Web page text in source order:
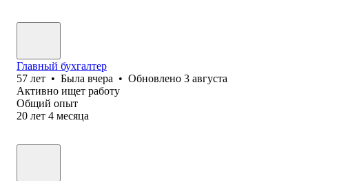
Главный бухгалтер
57 лет • Была вчера • Обновлено 3 августа
Активно ищет работу
Общий опыт
20 лет 4 месяца